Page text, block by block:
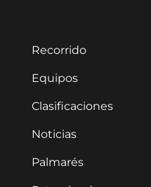
Recorrido
Equipos
Clasificaciones
Noticias
Palmarés